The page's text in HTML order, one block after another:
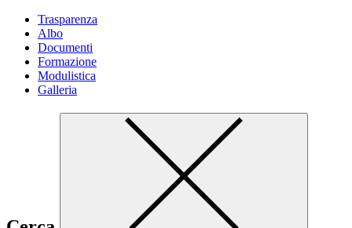
Trasparenza
Albo
Documenti
Formazione
Modulistica
Galleria